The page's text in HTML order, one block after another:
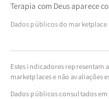
Terapia com Deus aparece
Dados públicos do marketplace
Estes indicadores representam
marketplaces e não avaliações
Dados públicos consultados